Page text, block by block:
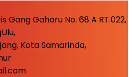
Gang Gaharu No. 68 A RT.022,
Kota Samarinda,